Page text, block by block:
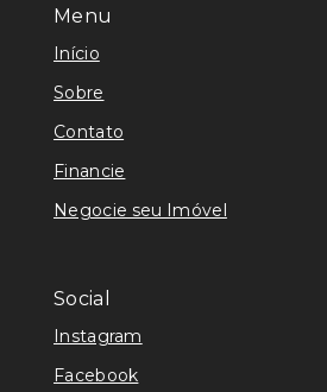
Menu
Início
Sobre
Contato
Financie
Negocie seu Imóvel
Social
Instagram
Facebook